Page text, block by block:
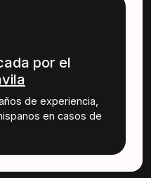
por el
de experiencia,
en casos de